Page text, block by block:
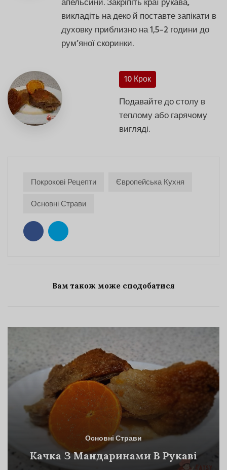
викладіть на деко й поставте запікати в
духовку приблизно на 1,5–2 години до
рум’яної скоринки.
10 Крок
Подавайте до столу в
теплому або гарячому
вигляді.
Покрокові Рецепти
Європейська Кухня
Основні Страви
Вам також може сподобатися
Основні Страви
Качка З Мандаринами В Рукаві